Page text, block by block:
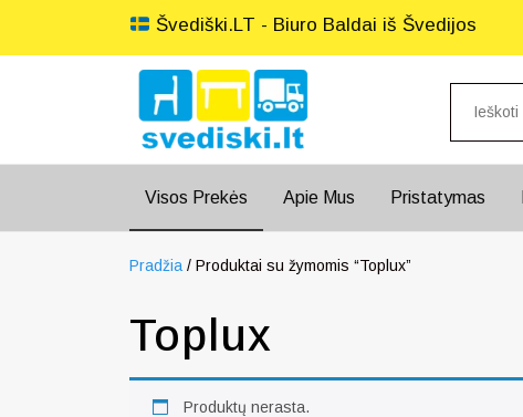
Švediški.LT - Biuro Baldai iš Švedijos
Visos Prekės Apie Mus Pristatymas
Pradžia / Produktai su žymomis “Toplux”
Toplux
Produktų nerasta.